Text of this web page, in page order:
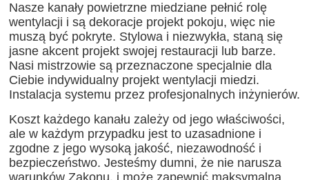
Nasze kanały powietrzne miedziane pełnić rolę
wentylacji i są dekoracje projekt pokoju, więc nie
muszą być pokryte. Stylowa i niezwykła, staną się
jasne akcent projekt swojej restauracji lub barze.
Nasi mistrzowie są przeznaczone specjalnie dla
Ciebie indywidualny projekt wentylacji miedzi.
Instalacja systemu przez profesjonalnych inżynierów.
Koszt każdego kanału zależy od jego właściwości,
ale w każdym przypadku jest to uzasadnione i
zgodne z jego wysoką jakość, niezawodność i
bezpieczeństwo. Jesteśmy dumni, że nie narusza
warunków Zakonu, i może zapewnić maksymalną